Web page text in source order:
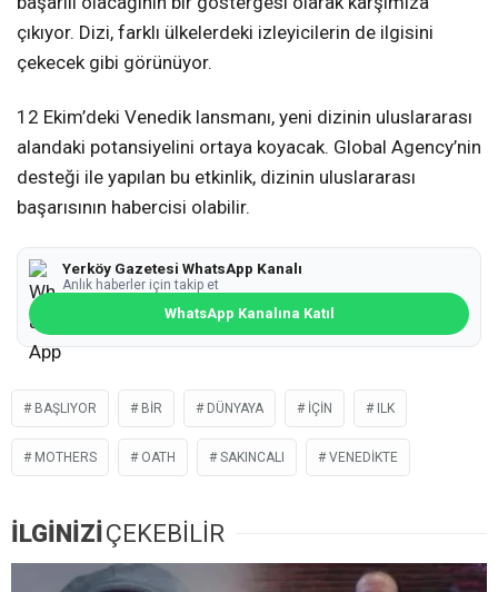
çıkıyor. Dizi, farklı ülkelerdeki izleyicilerin de ilgisini
çekecek gibi görünüyor.
12 Ekim’deki Venedik lansmanı, yeni dizinin uluslararası
alandaki potansiyelini ortaya koyacak. Global Agency’nin
desteği ile yapılan bu etkinlik, dizinin uluslararası
başarısının habercisi olabilir.
Yerköy Gazetesi WhatsApp Kanalı
Anlık haberler için takip et
WhatsApp Kanalına Katıl
BAŞLIYOR BIR DÜNYAYA IÇIN ILK
MOTHERS OATH SAKINCALI VENEDIKTE
İLGİNİZİ ÇEKEBİLİR